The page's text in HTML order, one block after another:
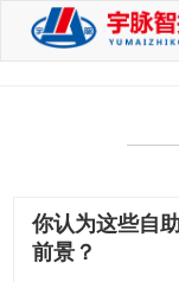
你认为这些自
前景？